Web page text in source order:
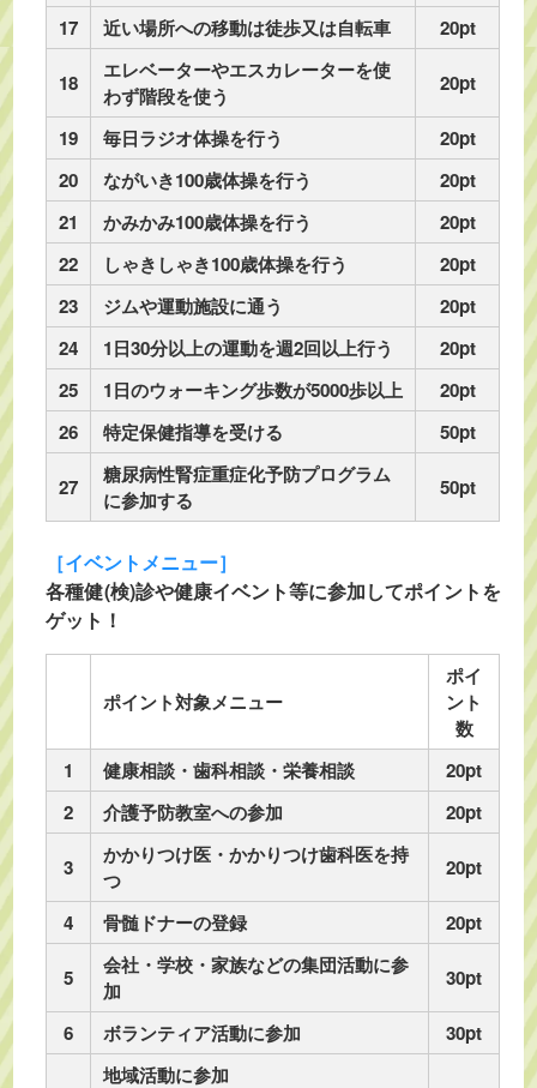
17 近い場所への移動は徒歩又は自転車 20pt
18
エレベーターやエスカレーターを使
わず階段を使う
20pt
19 毎日ラジオ体操を行う
20pt
20
ながいき100歳体操を行う
20pt
21
かみかみ100歳体操を行う
20pt
22
しゃきしゃき100歳体操を行う
20pt
23
ジムや運動施設に通う
20pt
24
1日30分以上の運動を週2回以上行う
20pt
25
1日のウォーキング歩数が5000歩以上
20pt
26
特定保健指導を受ける 50pt
27
糖尿病性腎症重症化予防プログラム
に参加する
50pt
［イベントメニュー］
各種健(検)診や健康イベント等に参加してポイントを
ゲット！
ポイント対象メニュー
ポイ
ント
数
1
健康相談・歯科相談・栄養相談
20pt
2
介護予防教室への参加 20pt
3
かかりつけ医・かかりつけ歯科医を持
つ
20pt
4 骨髄ドナーの登録 20pt
5
会社・学校・家族などの集団活動に参
加
30pt
6 ボランティア活動に参加
30pt
地域活動に参加